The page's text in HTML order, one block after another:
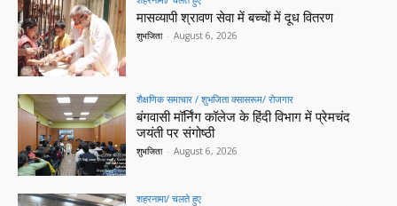
मासव्यापी श्रावण सेवा में बच्चों में दूध वितरण
शुभजिता - August 6, 2026
शैक्षणिक समाचार / शुभजिता क्सासरूम/ रोजगार
बंगवासी मॉर्निंग कॉलेज के हिंदी विभाग में प्रेमचंद
जयंती पर संगोष्ठी
शुभजिता - August 6, 2026
शहरनामा/ चलते हुए